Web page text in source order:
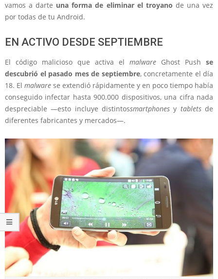
vamos a darte una forma de eliminar el troyano de una vez
por todas de tu Android.
EN ACTIVO DESDE SEPTIEMBRE
El código malicioso que activa el malware Ghost Push se
descubrió el pasado mes de septiembre, concretamente el día
18. El malware se extendió rápidamente y en poco tiempo había
conseguido infectar hasta 900.000 dispositivos, una cifra nada
despreciable —esto incluye distintossmartphones y tabletsde
diferentes fabricantes y mercados—.